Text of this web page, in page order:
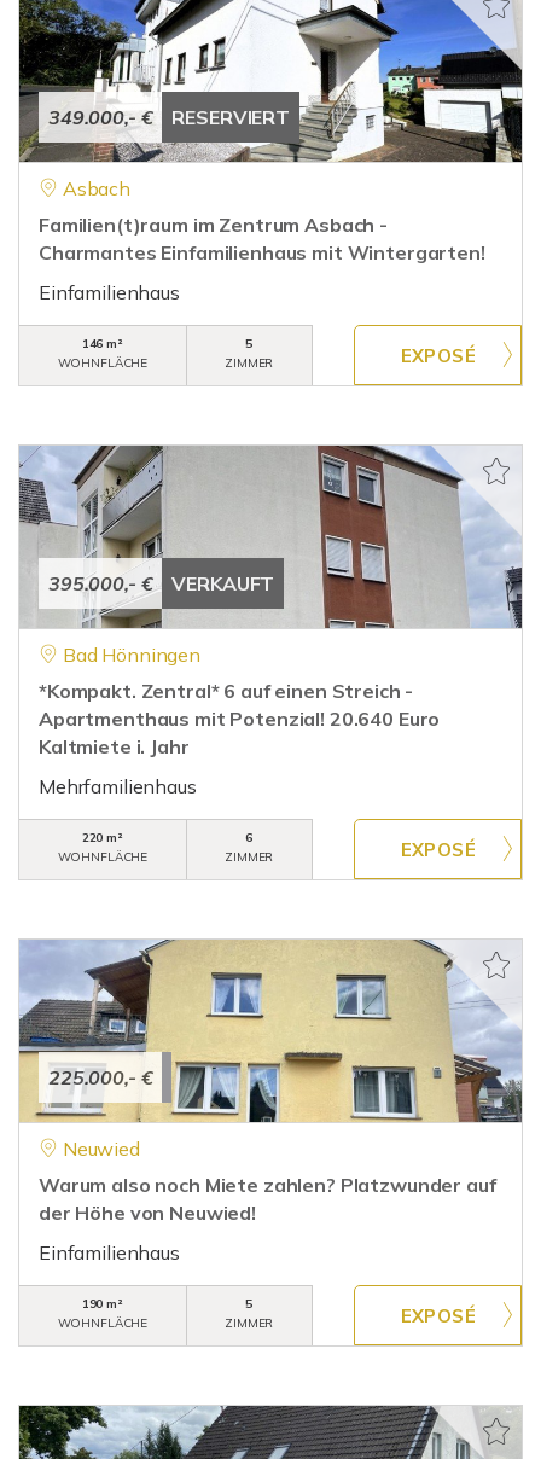
349.000,- € RESERVIERT
Asbach
Familien(t)raum im Zentrum Asbach -
Charmantes Einfamilienhaus mit Wintergarten!
Einfamilienhaus
146 m²
WOHNFLÄCHE
5
ZIMMER
395.000,- € VERKAUFT
Bad Hönningen
*Kompakt. Zentral* 6 auf einen Streich -
Apartmenthaus mit Potenzial! 20.640 Euro
Kaltmiete i. Jahr
Mehrfamilienhaus
220 m²
WOHNFLÄCHE
6
ZIMMER
225.000,- €
Neuwied
Warum also noch Miete zahlen? Platzwunder auf
der Höhe von Neuwied!
Einfamilienhaus
190 m²
WOHNFLÄCHE
5
ZIMMER